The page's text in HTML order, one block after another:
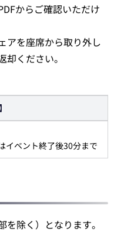
からご確認いただけ
アを座席から取り外し
ください。
イベント終了後30分まで
除く）となります。